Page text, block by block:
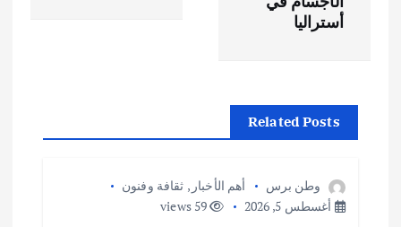
م
أستراليا
Related Posts
وطن برس أهم الأخبار , ثقافة وفنون
أغسطس 5, 2026
59 views